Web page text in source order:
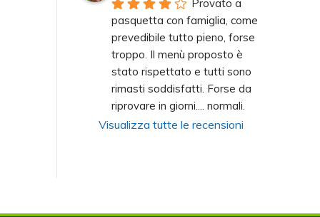
Provato a
pasquetta con famiglia, come
prevedibile tutto pieno, forse
troppo. Il menù proposto è
stato rispettato e tutti sono
rimasti soddisfatti. Forse da
riprovare in giorni.... normali.
Visualizza tutte le recensioni